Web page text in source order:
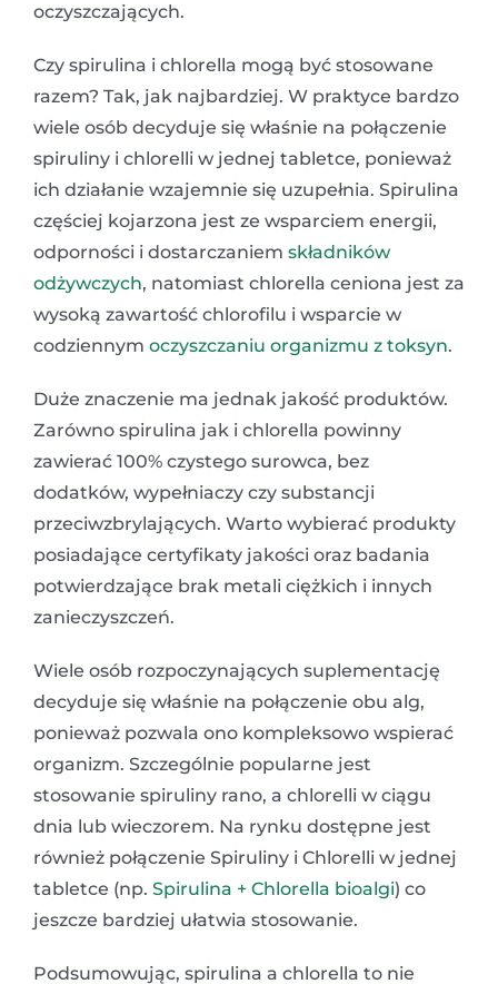
oczyszczających.
Czy spirulina i chlorella mogą być stosowane
razem? Tak, jak najbardziej. W praktyce bardzo
wiele osób decyduje się właśnie na połączenie
spiruliny i chlorelli w jednej tabletce, ponieważ
ich działanie wzajemnie się uzupełnia. Spirulina
częściej kojarzona jest ze wsparciem energii,
odporności i dostarczaniem składników
odżywczych, natomiast chlorella ceniona jest za
wysoką zawartość chlorofilu i wsparcie w
codziennym oczyszczaniu organizmu z toksyn.
Duże znaczenie ma jednak jakość produktów.
Zarówno spirulina jak i chlorella powinny
zawierać 100% czystego surowca, bez
dodatków, wypełniaczy czy substancji
przeciwzbrylających. Warto wybierać produkty
posiadające certyfikaty jakości oraz badania
potwierdzające brak metali ciężkich i innych
zanieczyszczeń.
Wiele osób rozpoczynających suplementację
decyduje się właśnie na połączenie obu alg,
ponieważ pozwala ono kompleksowo wspierać
organizm. Szczególnie popularne jest
stosowanie spiruliny rano, a chlorelli w ciągu
dnia lub wieczorem. Na rynku dostępne jest
również połączenie Spiruliny i Chlorelli w jednej
tabletce (np. Spirulina + Chlorella bioalgi) co
jeszcze bardziej ułatwia stosowanie.
Podsumowując, spirulina a chlorella to nie